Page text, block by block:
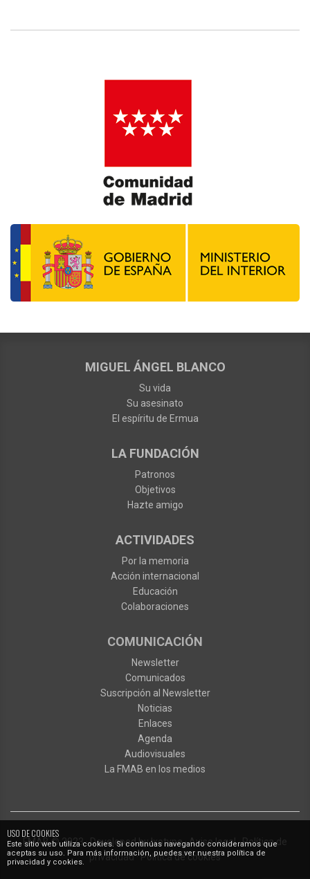
USO DE COOKIES
Este sitio web utiliza cookies. Si continúas navegando consideramos que
aceptas su uso. Para más información, puedes ver nuestra política de
privacidad y cookies.
MIGUEL ÁNGEL BLANCO
Su vida
Su asesinato
El espíritu de Ermua
LA FUNDACIÓN
Patronos
Objetivos
Hazte amigo
ACTIVIDADES
Por la memoria
Acción internacional
Educación
Colaboraciones
COMUNICACIÓN
Newsletter
Comunicados
Suscripción al Newsletter
Noticias
Enlaces
Agenda
Audiovisuales
La FMAB en los medios
FMAB© 2023·Developed byIxotype·Aviso legal·Política de
privacidad·Política de cookies